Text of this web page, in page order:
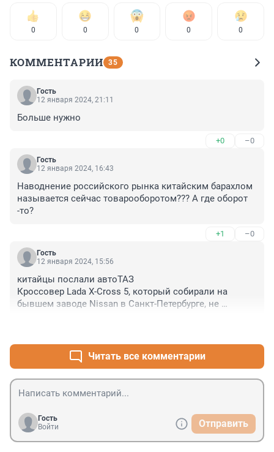
0 0 0 0 0
КОММЕНТАРИИ 35
Гость
12 января 2024, 21:11
Больше нужно
+0 –0
Гость
12 января 2024, 16:43
Наводнение российского рынка китайским барахлом
называется сейчас товарооборотом??? А где оборот
-то?
+1 –0
Гость
12 января 2024, 15:56
китайцы послали автоТАЗ
Кроссовер Lada X-Cross 5, который собирали на
бывшем заводе Nissan в Санкт-Петербурге, не
Читать все комментарии
Гость
Войти
Отправить